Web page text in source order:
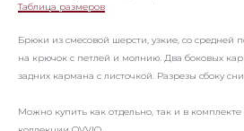
Таблица размеров
Брюки из смесовой шерсти, узкие, со средней
на крючок с петлей и молнию. Два боковых
задних кармана с листочкой. Разрезы сбоку
Можно купить как отдельно, так и в